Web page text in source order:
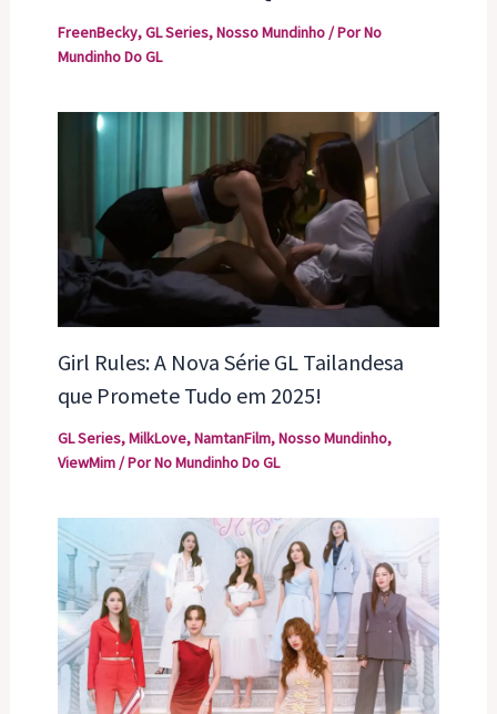
FreenBecky,GL Series,Nosso Mundinho/ PorNo
Mundinho Do GL
Girl Rules: A Nova Série GL Tailandesa
que Promete Tudo em 2025!
GL Series,MilkLove,NamtanFilm,Nosso Mundinho,
ViewMim/ PorNo Mundinho Do GL